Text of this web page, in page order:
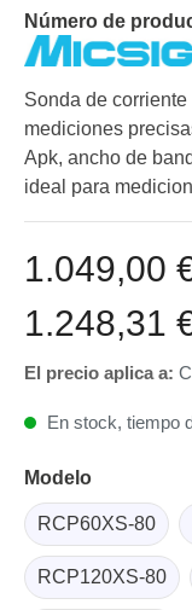
Número de
Sonda de
mediciones
Apk, ancho de
ideal para
1.049,00
1.248,31
El precio aplica a:
En stock, tiempo
Modelo
RCP60XS-80
RCP120XS-80